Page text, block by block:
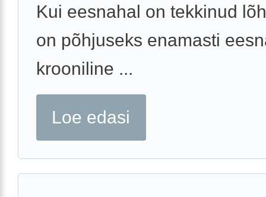
Kui eesnahal on tekkinud
on põhjuseks enamasti
krooniline ...
Loe edasi